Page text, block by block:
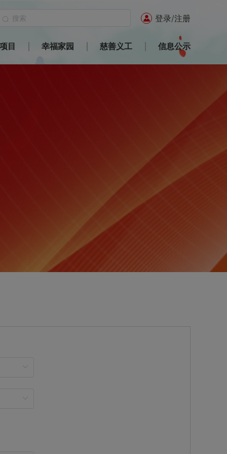
登录/注册
目 幸福家园 慈善义工 信息公示